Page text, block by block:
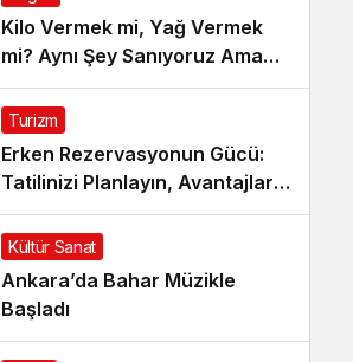
Kilo Vermek mi, Yağ Vermek
mi? Aynı Şey Sanıyoruz Ama
Değil!
Turizm
Erken Rezervasyonun Gücü:
Tatilinizi Planlayın, Avantajları
Yakalayın!
Kültür Sanat
Ankara’da Bahar Müzikle
Başladı